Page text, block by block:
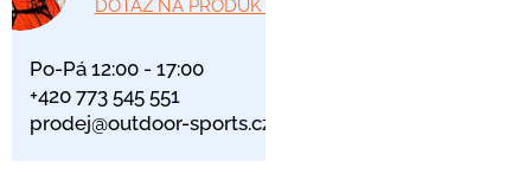
DOTAZ NA PRODUKT
Po-Pá 12:00 - 17:00
+420 773 545 551
prodej@outdoor-sports.cz